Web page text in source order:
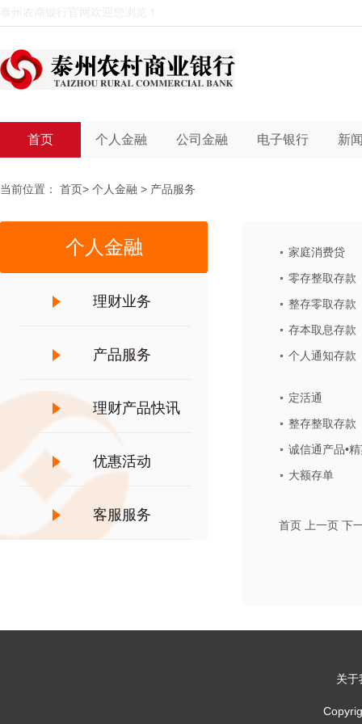
首页 个人金融 公司金融 电子银行 新
当前位置： 首页> 个人金融 > 产品服务
个人金融
理财业务
产品服务
理财产品快讯
优惠活动
客服服务
家庭消费贷
零存整取存款
整存零取存款
存本取息存款
个人通知存款
定活通
整存整取存款
诚信通产品•
大额存单
首页 上一页 下
关于